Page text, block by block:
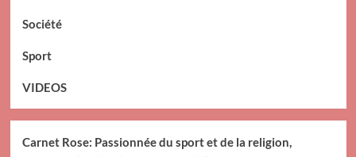
Société
Sport
VIDEOS
Carnet Rose: Passionnée du sport et de la religion,